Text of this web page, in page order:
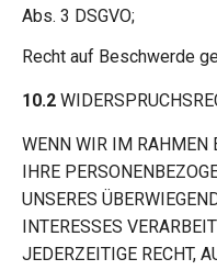
Abs. 3 DSGVO;
Recht auf Beschwerde
10.2
WENN WIR IM RAHMEN
IHRE
UNSERES
INTERESSES
JEDERZEITIGE RECHT,